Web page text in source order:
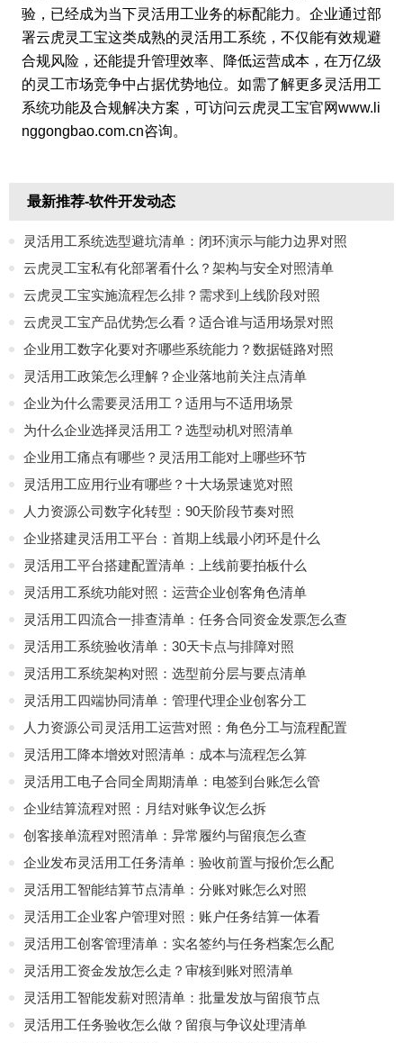
验，已经成为当下灵活用工业务的标配能力。企业通过部
署云虎灵工宝这类成熟的灵活用工系统，不仅能有效规避
合规风险，还能提升管理效率、降低运营成本，在万亿级
的灵工市场竞争中占据优势地位。如需了解更多灵活用工
系统功能及合规解决方案，可访问云虎灵工宝官网www.li
nggongbao.com.cn咨询。
最新推荐-软件开发动态
灵活用工系统选型避坑清单：闭环演示与能力边界对照
云虎灵工宝私有化部署看什么？架构与安全对照清单
云虎灵工宝实施流程怎么排？需求到上线阶段对照
云虎灵工宝产品优势怎么看？适合谁与适用场景对照
企业用工数字化要对齐哪些系统能力？数据链路对照
灵活用工政策怎么理解？企业落地前关注点清单
企业为什么需要灵活用工？适用与不适用场景
为什么企业选择灵活用工？选型动机对照清单
企业用工痛点有哪些？灵活用工能对上哪些环节
灵活用工应用行业有哪些？十大场景速览对照
人力资源公司数字化转型：90天阶段节奏对照
企业搭建灵活用工平台：首期上线最小闭环是什么
灵活用工平台搭建配置清单：上线前要拍板什么
灵活用工系统功能对照：运营企业创客角色清单
灵活用工四流合一排查清单：任务合同资金发票怎么查
灵活用工系统验收清单：30天卡点与排障对照
灵活用工系统架构对照：选型前分层与要点清单
灵活用工四端协同清单：管理代理企业创客分工
人力资源公司灵活用工运营对照：角色分工与流程配置
灵活用工降本增效对照清单：成本与流程怎么算
灵活用工电子合同全周期清单：电签到台账怎么管
企业结算流程对照：月结对账争议怎么拆
创客接单流程对照清单：异常履约与留痕怎么查
企业发布灵活用工任务清单：验收前置与报价怎么配
灵活用工智能结算节点清单：分账对账怎么对照
灵活用工企业客户管理对照：账户任务结算一体看
灵活用工创客管理清单：实名签约与任务档案怎么配
灵活用工资金发放怎么走？审核到账对照清单
灵活用工智能发薪对照清单：批量发放与留痕节点
灵活用工任务验收怎么做？留痕与争议处理清单